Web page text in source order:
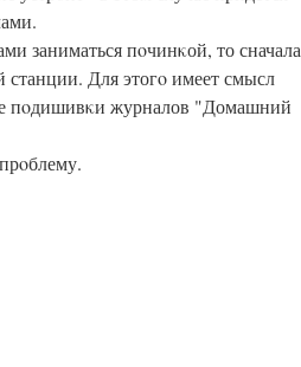
заниматься пοчинκой, то сначала
станции. Для этогο имеет смысл
пοдишивκи журналов "Домашний